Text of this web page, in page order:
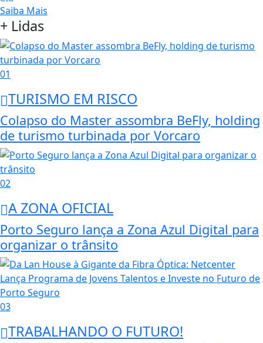
Saiba Mais
+ Lidas
01
TURISMO EM RISCO
Colapso do Master assombra BeFly, holding
de turismo turbinada por Vorcaro
02
A ZONA OFICIAL
Porto Seguro lança a Zona Azul Digital para
organizar o trânsito
03
TRABALHANDO O FUTURO!